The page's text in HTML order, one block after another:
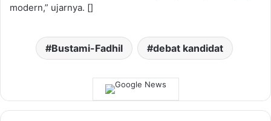
modern,” ujarnya. []
Bustami-Fadhil debat kandidat